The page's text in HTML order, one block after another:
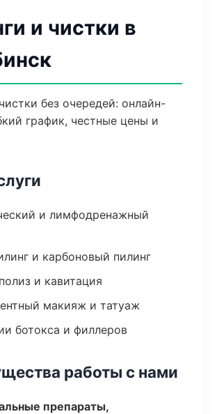
и чистки в
без очередей: онлайн-
график, честные цены и
и лимфодренажный
и карбоновый пилинг
и кавитация
макияж и татуаж
ботокса и филлеров
работы с нами
препараты,